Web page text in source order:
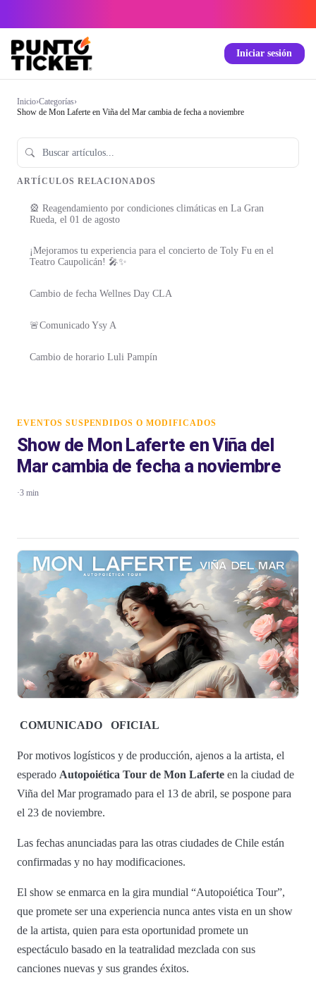
Iniciar sesión
Inicio›Categorías›
Show de Mon Laferte en Viña del Mar cambia de fecha a noviembre
ARTÍCULOS RELACIONADOS
🎡 Reagendamiento por condiciones climáticas en La Gran
Rueda, el 01 de agosto
¡Mejoramos tu experiencia para el concierto de Toly Fu en el
Teatro Caupolicán! 🎤✨
Cambio de fecha Wellnes Day CLA
🚨Comunicado Ysy A
Cambio de horario Luli Pampín
EVENTOS SUSPENDIDOS O MODIFICADOS
Show de Mon Laferte en Viña del
Mar cambia de fecha a noviembre
·3 min
COMUNICADO OFICIAL
Por motivos logísticos y de producción, ajenos a la artista, el
esperado Autopoiética Tour de Mon Laferte en la ciudad de
Viña del Mar programado para el 13 de abril, se pospone para
el 23 de noviembre.
Las fechas anunciadas para las otras ciudades de Chile están
confirmadas y no hay modificaciones.
El show se enmarca en la gira mundial “Autopoiética Tour”,
que promete ser una experiencia nunca antes vista en un show
de la artista, quien para esta oportunidad promete un
espectáculo basado en la teatralidad mezclada con sus
canciones nuevas y sus grandes éxitos.